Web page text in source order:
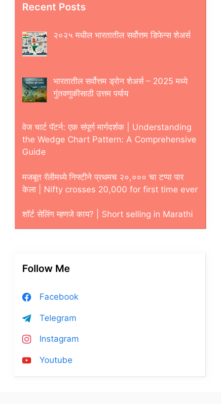
Recent Posts
२०२५ मधील भारतातील सर्वोत्तम डिफेन्स शेअर्स
भारतातील सर्वोत्तम ड्रोन शेअर्स – 2025 मध्ये
गुंतवणुकीसाठी उत्तम पर्याय
वेज चार्ट पॅटर्न: एक संपूर्ण मार्गदर्शक | Understanding
the Wedge Chart Pattern: A Comprehensive
Guide
मजबूत रॅलीमध्ये निफ्टीने प्रथमच २०,००० चा टप्पा पार
केला | Nifty crosses 20,000 for first time ever
शाॅर्ट सेलिंग म्हणजे काय? | Short selling in Marathi
Follow Me
Facebook
Telegram
Instagram
Youtube